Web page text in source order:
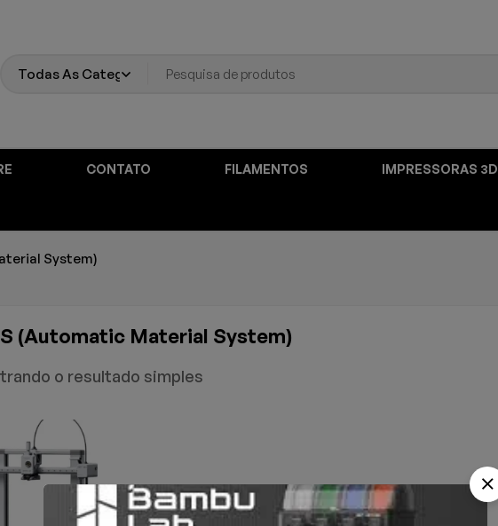
CONTATO FILAMENTOS IMPRESSORAS 3D
System)
(Automatic Material System)
o resultado simples